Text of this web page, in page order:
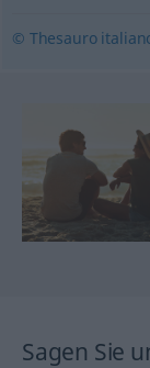
© Thesauro
Sagen Sie